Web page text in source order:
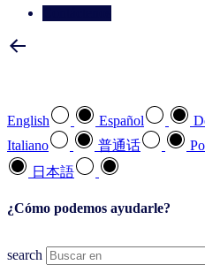
English Español
Italiano
普通话
日本語
¿Cómo podemos ayudarle?
search